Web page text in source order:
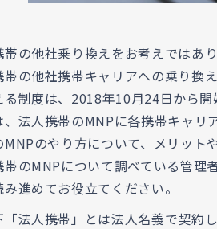
帯の他社乗り換えをお考えではあ
帯の他社携帯キャリアへの乗り換
る制度は、2018年10月24日から
、法人携帯のMNPに各携帯キャリ
MNPのやり方について、メリット
帯のMNPについて調べている管理
み進めてお役立てください。
法人携帯」とは法人名義で契約